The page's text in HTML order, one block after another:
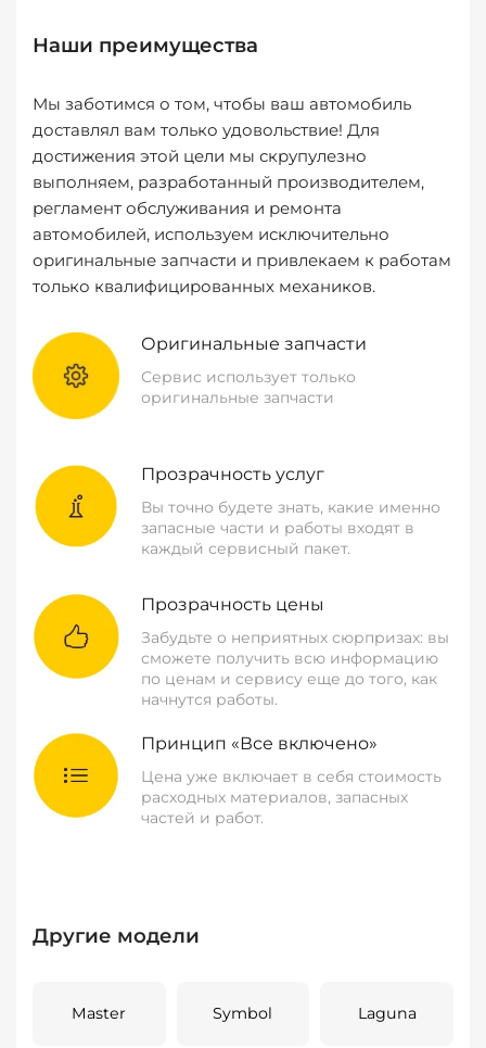
Наши преимущества
Мы заботимся о том, чтобы ваш автомобиль
доставлял вам только удовольствие! Для
достижения этой цели мы скрупулезно
выполняем, разработанный производителем,
регламент обслуживания и ремонта
автомобилей, используем исключительно
оригинальные запчасти и привлекаем к работам
только квалифицированных механиков.
Оригинальные запчасти
Сервис использует только
оригинальные запчасти
Прозрачность услуг
Вы точно будете знать, какие именно
запасные части и работы входят в
каждый сервисный пакет.
Прозрачность цены
Забудьте о неприятных сюрпризах: вы
сможете получить всю информацию
по ценам и сервису еще до того, как
начнутся работы.
Принцип «Все включено»
Цена уже включает в себя стоимость
расходных материалов, запасных
частей и работ.
Другие модели
Master Symbol Laguna